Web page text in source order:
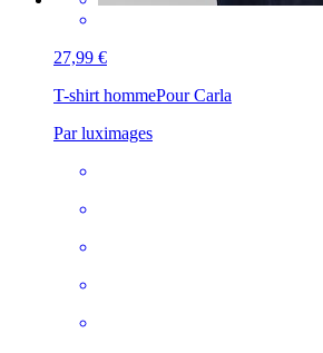
27,99 €
T-shirt hommePour Carla
Par luximages